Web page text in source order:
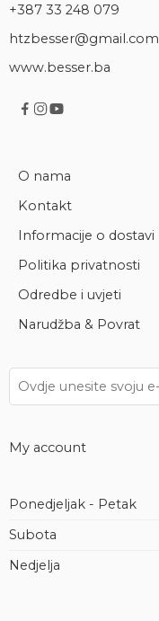
+387 33 248 079
htzbesser@gmail.com
www.besser.ba
O nama
Kontakt
Informacije o dostavi
Politika privatnosti
Odredbe i uvjeti
Narudžba & Povrat
My account
Ponedjeljak - Petak
Subota
Nedjelja